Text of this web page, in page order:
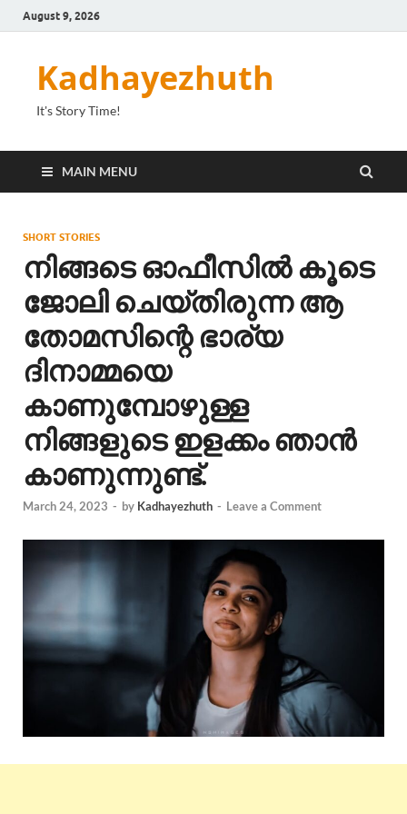
August 9, 2026
Kadhayezhuth
It's Story Time!
MAIN MENU
SHORT STORIES
നിങ്ങടെ ഓഫീസിൽ കൂടെ
ജോലി ചെയ്തിരുന്ന ആ
തോമസിന്റെ ഭാര്യ
ദിനാമ്മയെ
കാണുമ്പോഴുള്ള
നിങ്ങളുടെ ഇളക്കം ഞാൻ
കാണുന്നുണ്ട്.
March 24, 2023 - by Kadhayezhuth - Leave a Comment